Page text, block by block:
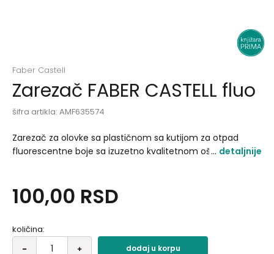
Faber Castell
Zarezač FABER CASTELL fluo
šifra artikla: AMF635574
Zarezač za olovke sa plastičnom sa kutijom za otpad
fluorescentne boje sa izuzetno kvalitetnom oštricom..
detaljnije
100,00 RSD
količina:
dodaj u korpu